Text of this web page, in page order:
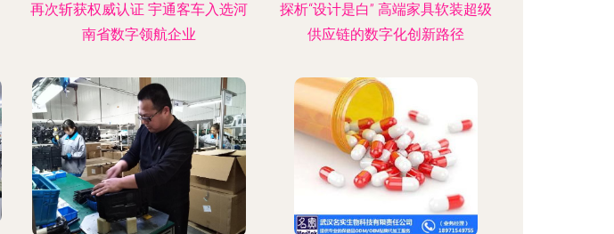
再次斩获权威认证 宇通客车入选河
南省数字领航企业
探析“设计是白” 高端家具软装超级
供应链的数字化创新路径